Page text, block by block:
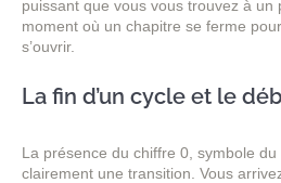
puissant que vous vous trouvez à un
moment où un chapitre se ferme
s’ouvrir.
La fin d’un cycle et le
La présence du chiffre 0, symbole
clairement une transition. Vous